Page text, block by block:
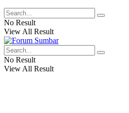
No Result
View All Result
No Result
View All Result